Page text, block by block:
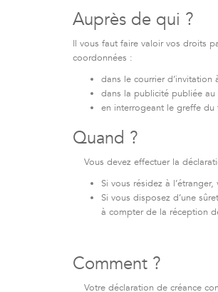
Auprès de qui ?
Il vous faut faire valoir vos droits
coordonnées :
dans le courrier
dans la publicité publiée au
en interrogeant le greffe
Quand ?
Vous devez effectuer la
Si vous résidez à
Si vous disposez d’une
à compter de la réception
Comment ?
Votre déclaration de créance